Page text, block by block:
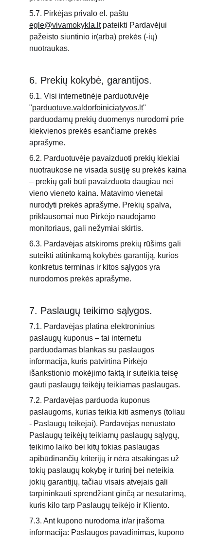
5.7. Pirkėjas privalo el. paštu
egle@vivamokykla.lt pateikti Pardavėjui
pažeisto siuntinio ir(arba) prekės (-ių)
nuotraukas.
6. Prekių kokybė, garantijos.
6.1. Visi internetinėje parduotuvėje
"parduotuve.valdorfoiniciatyvos.lt"
parduodamų prekių duomenys nurodomi prie
kiekvienos prekės esančiame prekės
aprašyme.
6.2. Parduotuvėje pavaizduoti prekių kiekiai
nuotraukose ne visada susiję su prekės kaina
– prekių gali būti pavaizduota daugiau nei
vieno vieneto kaina. Matavimo vienetai
nurodyti prekės aprašyme. Prekių spalva,
priklausomai nuo Pirkėjo naudojamo
monitoriaus, gali nežymiai skirtis.
6.3. Pardavėjas atskiroms prekių rūšims gali
suteikti atitinkamą kokybės garantiją, kurios
konkretus terminas ir kitos sąlygos yra
nurodomos prekės aprašyme.
7. Paslaugų teikimo sąlygos.
7.1. Pardavėjas platina elektroninius
paslaugų kuponus – tai internetu
parduodamas blankas su paslaugos
informacija, kuris patvirtina Pirkėjo
išankstionio mokėjimo faktą ir suteikia teisę
gauti paslaugų teikėjų teikiamas paslaugas.
7.2. Pardavėjas parduoda kuponus
paslaugoms, kurias teikia kiti asmenys (toliau
- Paslaugų teikėjai). Pardavėjas nenustato
Paslaugų teikėjų teikiamų paslaugų sąlygų,
teikimo laiko bei kitų tokias paslaugas
apibūdinančių kriterijų ir nėra atsakingas už
tokių paslaugų kokybę ir turinį bei neteikia
jokių garantijų, tačiau visais atvejais gali
tarpininkauti sprendžiant ginčą ar nesutarimą,
kuris kilo tarp Paslaugų teikėjo ir Kliento.
7.3. Ant kupono nurodoma ir/ar įrašoma
informacija: Paslaugos pavadinimas, kupono